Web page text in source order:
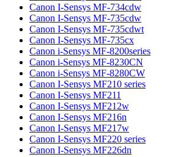
Canon I-Sensys MF-734cdw
Canon I-Sensys MF-735cdw
Canon I-Sensys MF-735cdwt
Canon I-Sensys MF-735cx
Canon i-Sensys MF-8200series
Canon i-Sensys MF-8230CN
Canon i-Sensys MF-8280CW
Canon I-Sensys MF210 series
Canon I-Sensys MF211
Canon I-Sensys MF212w
Canon I-Sensys MF216n
Canon I-Sensys MF217w
Canon I-Sensys MF220 series
Canon I-Sensys MF226dn